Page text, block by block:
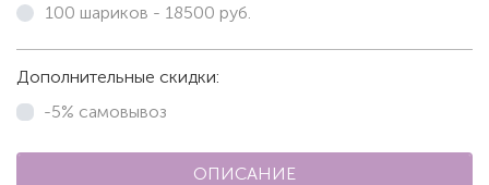
100 шариков - 18500 руб.
Дополнительные скидки:
-5% самовывоз
ОПИСАНИЕ